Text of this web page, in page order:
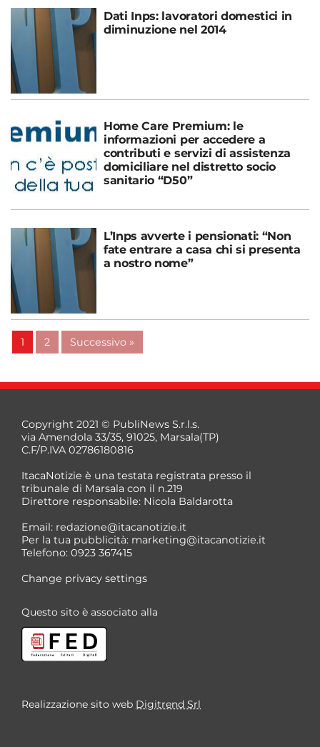
Dati Inps: lavoratori domestici in
diminuzione nel 2014
Home Care Premium: le
informazioni per accedere a
contributi e servizi di assistenza
domiciliare nel distretto socio
sanitario “D50”
L’Inps avverte i pensionati: “Non
fate entrare a casa chi si presenta
a nostro nome”
1 2 Successivo »
Copyright 2021 © PubliNews S.r.l.s.
via Amendola 33/35, 91025, Marsala(TP)
C.F/P.IVA 02786180816
ItacaNotizie è una testata registrata presso il
tribunale di Marsala con il n.219
Direttore responsabile: Nicola Baldarotta
Email: redazione@itacanotizie.it
Per la tua pubblicità: marketing@itacanotizie.it
Telefono: 0923 367415
Change privacy settings
Questo sito è associato alla
Realizzazione sito web Digitrend Srl